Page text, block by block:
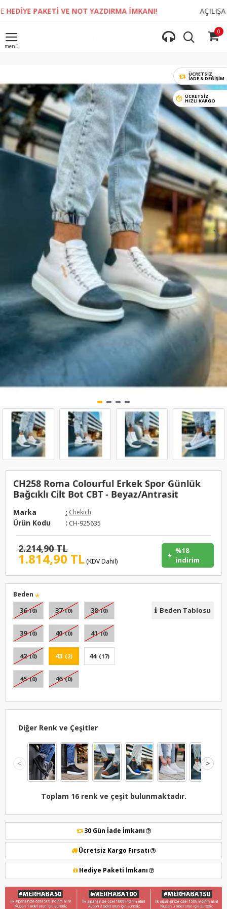
VE NOT YAZDIRMA İMKANI! AÇILIŞA ÖZEL
0
ÜCRETSİZ
İADE & DEĞIŞIM
ÜCRETSİZ
HIZLI KARGO
CH258 Roma Colourful Erkek Spor Günlük
Bağcıklı Cilt Bot CBT - Beyaz/Antrasit
Marka : Chekich
Ürün Kodu : CH-925635
1.814,90 TL (KDV Dahil)
2.214,90 TL
%18
indirim
Beden
36 (0) 37 (0) 38 (0)
39 (0) 40 (0) 41 (0)
42 (0) 43 (2) 44 (17)
45 (0) 46 (0)
Beden Tablosu
Diğer Renk ve Çeşitler
< >
Toplam 16 renk ve çeşit bulunmaktadır.
30 Gün İade İmkanı
Ücretsiz Kargo Fırsatı
Hediye Paketi İmkanı